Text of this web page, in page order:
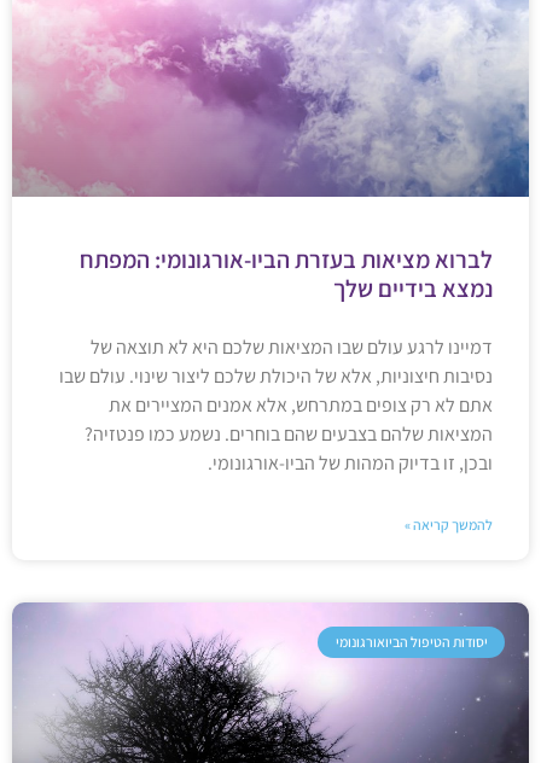
לברוא מציאות בעזרת הביו-אורגונומי: המפתח
נמצא בידיים שלך
דמיינו לרגע עולם שבו המציאות שלכם היא לא תוצאה של
נסיבות חיצוניות, אלא של היכולת שלכם ליצור שינוי. עולם שבו
אתם לא רק צופים במתרחש, אלא אמנים המציירים את
המציאות שלהם בצבעים שהם בוחרים. נשמע כמו פנטזיה?
ובכן, זו בדיוק המהות של הביו-אורגונומי.
להמשך קריאה »
יסודות הטיפול הביואורגונומי